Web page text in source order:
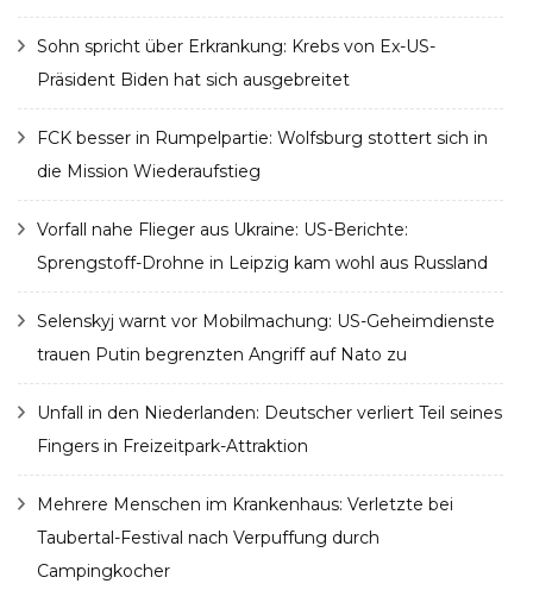
Sohn spricht über Erkrankung: Krebs von Ex-US-
Präsident Biden hat sich ausgebreitet
FCK besser in Rumpelpartie: Wolfsburg stottert sich in
die Mission Wiederaufstieg
Vorfall nahe Flieger aus Ukraine: US-Berichte:
Sprengstoff-Drohne in Leipzig kam wohl aus Russland
Selenskyj warnt vor Mobilmachung: US-Geheimdienste
trauen Putin begrenzten Angriff auf Nato zu
Unfall in den Niederlanden: Deutscher verliert Teil seines
Fingers in Freizeitpark-Attraktion
Mehrere Menschen im Krankenhaus: Verletzte bei
Taubertal-Festival nach Verpuffung durch
Campingkocher